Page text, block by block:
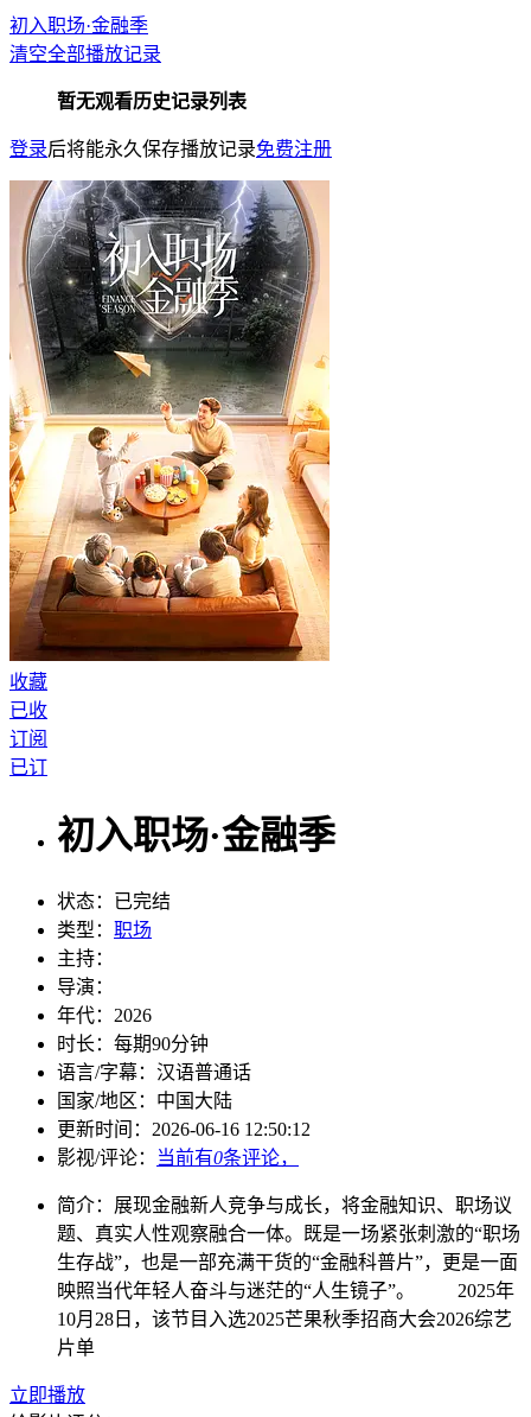
初入职场·金融季
清空全部播放记录
暂无观看历史记录列表
登录后将能永久保存播放记录免费注册
收藏
已收
订阅
已订
初入职场·金融季
状态： 已完结
类型： 职场
主持：
导演：
年代： 2026
时长： 每期90分钟
语言/字幕： 汉语普通话
国家/地区： 中国大陆
更新时间： 2026-06-16 12:50:12
影视/评论：
当前有0条评论，
简介： 展现金融新人竞争与成长，将金融知识、职场议
题、真实人性观察融合一体。既是一场紧张刺激的“职场
生存战”，也是一部充满干货的“金融科普片”，更是一面
映照当代年轻人奋斗与迷茫的“人生镜子”。 2025年
10月28日，该节目入选2025芒果秋季招商大会2026综艺
片单
立即播放